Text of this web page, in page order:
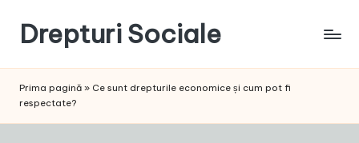
content
Drepturi Sociale
Sociale:
Prima pagină » Ce sunt drepturile economice și cum pot fi
respectate?